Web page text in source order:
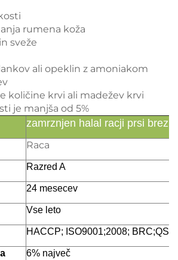
rumena koža
sveže
ali opeklin z amoniakom
količine krvi ali madežev krvi
je manjša od 5%
zamrznjen halal racji prsi brez
Raca
Razred A
24 mesecev
Vse leto
HACCP; ISO9001;2008;
6% največ